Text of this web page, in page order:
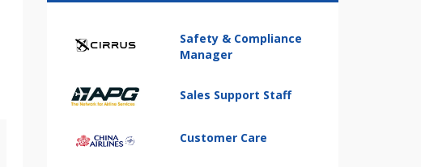
Safety & Compliance
Manager
Sales Support Staff
Customer Care